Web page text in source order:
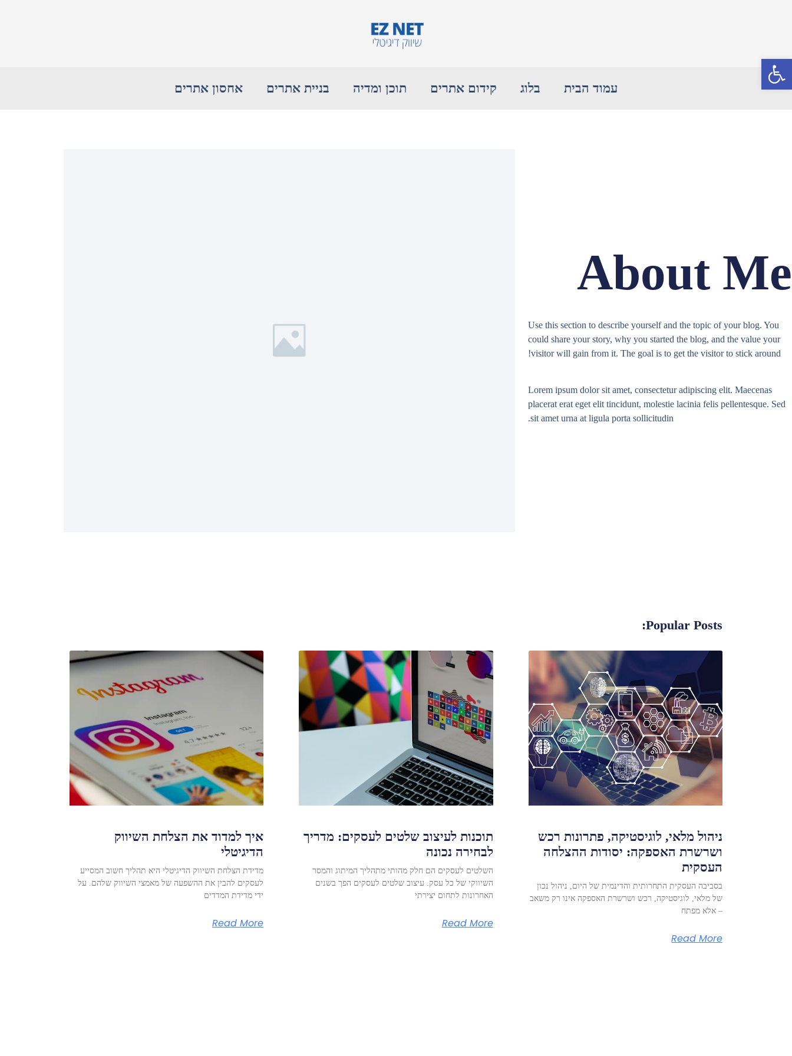
פתח סרגל נגישות
עמוד הבית בלוג קידום אתרים תוכן ומדיה בניית אתרים אחסון אתרים
About Me
Use this section to describe yourself and the topic of your blog. You
could share your story, why you started the blog, and the value your
visitor will gain from it. The goal is to get the visitor to stick around!
Lorem ipsum dolor sit amet, consectetur adipiscing elit. Maecenas
placerat erat eget elit tincidunt, molestie lacinia felis pellentesque. Sed
sit amet urna at ligula porta sollicitudin.
Popular Posts:
ניהול מלאי, לוגיסטיקה, פתרונות רכש
ושרשרת האספקה: יסודות ההצלחה
העסקית
בסביבה העסקית התחרותית והדינמית של היום, ניהול נכון
של מלאי, לוגיסטיקה, רכש ושרשרת האספקה אינו רק משאב
– אלא מפתח
Read More
תוכנות לעיצוב שלטים לעסקים: מדריך
לבחירה נכונה
השלטים לעסקים הם חלק מהותי מתהליך המיתוג והמסר
השיווקי של כל עסק. עיצוב שלטים לעסקים הפך בשנים
האחרונות לתחום יצירתי
Read More
איך למדוד את הצלחת השיווק
הדיגיטלי
מדידת הצלחת השיווק הדיגיטלי היא תהליך חשוב המסייע
לעסקים להבין את ההשפעה של מאמצי השיווק שלהם. על
ידי מדידת המדדים
Read More